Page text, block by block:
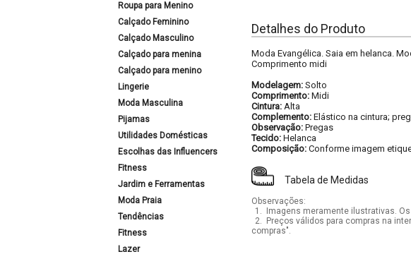
Roupa para Menino
Calçado Feminino
Calçado Masculino
Calçado para menina
Calçado para menino
Lingerie
Moda Masculina
Pijamas
Utilidades Domésticas
Escolhas das Influencers
Fitness
Jardim e Ferramentas
Moda Praia
Tendências
Fitness
Lazer
Detalhes do Produto
Moda Evangélica. Saia em helanca.
Comprimento midi
Modelagem: Solto
Comprimento: Midi
Cintura: Alta
Complemento: Elástico na cintura;
Observação: Pregas
Tecido: Helanca
Composição: Conforme imagem
Tabela de Medidas
Observações:
1.
Imagens meramente ilustrativas.
2.
Preços válidos para compras na
compras".